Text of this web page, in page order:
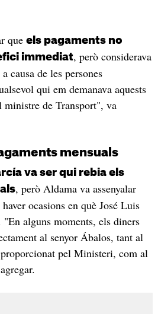
que els pagaments no
immediat, però considerava
causa de les persones
qui em demanava aquests
ministre de Transport", va
mensuals
va ser qui rebia els
, però Aldama va assenyalar
ocasions en què José Luis
"En alguns moments, els diners
al senyor Ábalos, tant al
pel Ministeri, com al